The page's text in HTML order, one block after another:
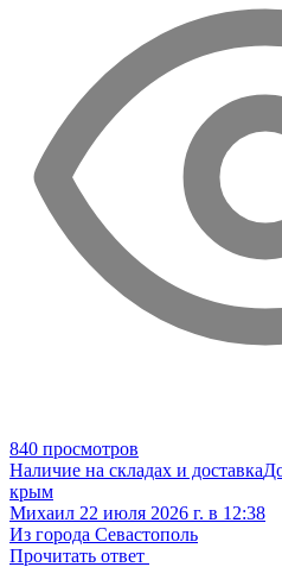
840 просмотров
Наличие на складах и доставка
крым
Михаил 22 июля 2026 г. в 12:38
Из города Севастополь
Прочитать ответ